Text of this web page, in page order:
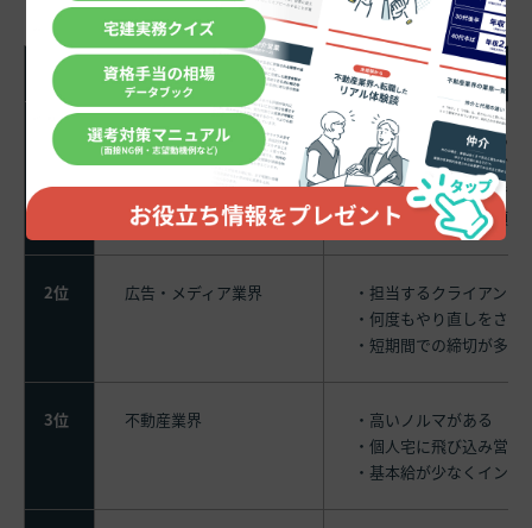
順位 業種 辛い理由
1位 人材業界
・雑用が主な業務であ
・派遣社員の教育など業
・「人を扱う業界」であ
・勤務時間も長時間傾向
2位 広告・メディア業界
・担当するクライアン
・何度もやり直しをさ
・短期間での締切が多
3位 不動産業界
・高いノルマがある
・個人宅に飛び込み営業
・基本給が少なくイン